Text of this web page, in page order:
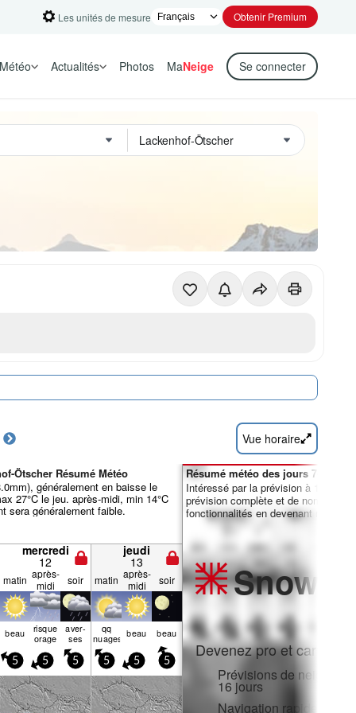
Les unités de mesure Obtenir Premium
Météo Actualités Photos MaNeige Se connecter
Vue horaire
Ötscher Résumé Météo
généralement en baisse le
27°C le jeu. après-midi, min 14°C
sera généralement faible.
mercredi
12
jeudi
13
matin après-
midi
soir matin après-
midi
soir
beau risque
orage
aver­
ses
qq
nuages beau beau
5 5 5 5 5 5
Résumé météo des jours 7-16 :
Intéressé par la prévision à 16 jours
prévision complète et de
fonctionnalités en devenant membre
Snow
Devenez pro et carve en:
Prévisions de neige
16 jours
Navigation rapide sans